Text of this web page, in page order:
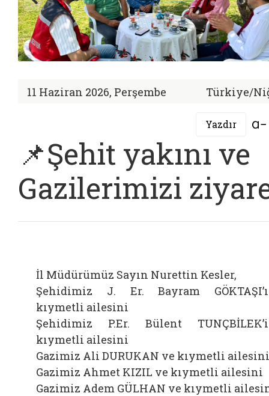
11 Haziran 2026, Perşembe Türkiye/
Yazdır
📌Şehit yakını ve
Gazilerimizi
İl Müdürümüz Sayın Nurettin Kesler,
Şehidimiz J. Er. Bayram
kıymetli ailesini
Şehidimiz P.Er. Bülent
kıymetli ailesini
Gazimiz Ali DURUKAN ve kıymetli ailesini
Gazimiz Ahmet KIZIL ve kıymetli ailesini
Gazimiz Adem GÜLHAN ve kıymetli